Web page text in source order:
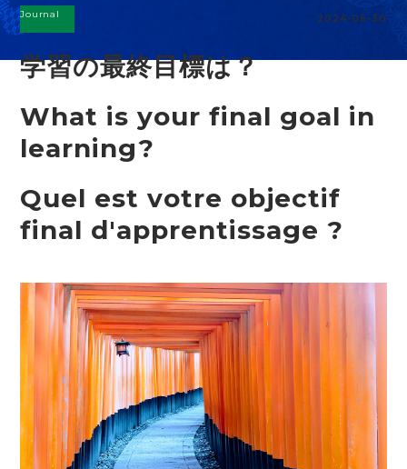
Journal 2024-06-30
学習の最終目標は？
What is your final goal in
learning?
Quel est votre objectif
final d'apprentissage ?